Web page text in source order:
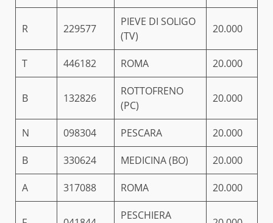
R 229577
PIEVE DI SOLIGO
(TV)
20.000
T 446182 ROMA 20.000
B 132826
ROTTOFRENO
(PC)
20.000
N 098304 PESCARA 20.000
B 330624 MEDICINA (BO) 20.000
A 317088 ROMA 20.000
PESCHIERA